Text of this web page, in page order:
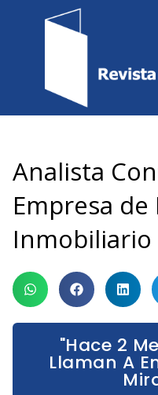
Analista
Empresa
Inmobiliario
"Hace 2
Llaman A